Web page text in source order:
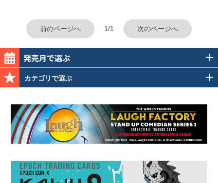
前のページへ 1/1 次のページへ
カテゴリで選ぶ